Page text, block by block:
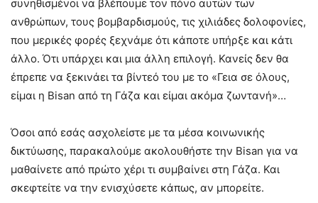
συνηθισμένοι να βλέπουμε τον πόνο αυτών των
ανθρώπων, τους βομβαρδισμούς, τις χιλιάδες δολοφονίες,
που μερικές φορές ξεχνάμε ότι κάποτε υπήρξε και κάτι
άλλο. Ότι υπάρχει και μια άλλη επιλογή. Κανείς δεν θα
έπρεπε να ξεκινάει τα βίντεό του με το «Γεια σε όλους,
είμαι η Bisan από τη Γάζα και είμαι ακόμα ζωντανή»…
Όσοι από εσάς ασχολείστε με τα μέσα κοινωνικής
δικτύωσης, παρακαλούμε ακολουθήστε την Bisan για να
μαθαίνετε από πρώτο χέρι τι συμβαίνει στη Γάζα. Και
σκεφτείτε να την ενισχύσετε κάπως, αν μπορείτε.